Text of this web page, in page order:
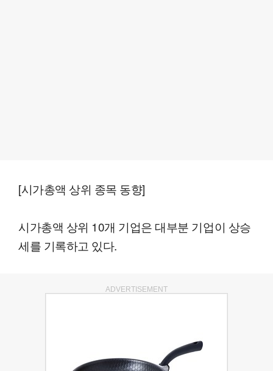
[시가총액 상위 종목 동향]
시가총액 상위 10개 기업은 대부분 기업이 상승
세를 기록하고 있다.
ADVERTISEMENT